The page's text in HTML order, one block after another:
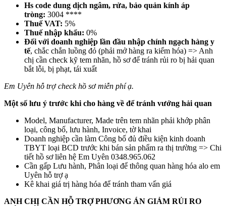
Hs code dung dịch ngâm, rửa, bảo quản kính áp
tròng: 3004 ****
Thuế VAT: 5%
Thuế nhập khẩu: 0%
Đối với doanh nghiệp lần đầu nhập chính ngạch hàng y
tế, chắc chắn luồng đỏ (phải mở hàng ra kiểm hóa) => Anh
chị cần check kỹ tem nhãn, hồ sơ để tránh rủi ro bị hải quan
bắt lỗi, bị phạt, tái xuất
Em Uyên hỗ trợ check hồ sơ miễn phí ạ.
Một số lưu ý trước khi cho hàng về để tránh vướng hải quan
Model, Manufacturer, Made trên tem nhãn phải khớp phân
loại, công bố, lưu hành, Invoice, tờ khai
Doanh nghiệp cần làm Công bố đủ điều kiện kinh doanh
TBYT loại BCD trước khi bán sản phẩm ra thị trường => Chi
tiết hồ sơ liên hệ Em Uyên 0348.965.062
Cần gấp Lưu hành, Phân loại để thông quan hàng hóa alo em
Uyên hỗ trợ ạ
Kê khai giá trị hàng hóa để tránh tham vấn giá
ANH CHỊ CẦN HỖ TRỢ PHƯƠNG ÁN GIẢM RỦI RO